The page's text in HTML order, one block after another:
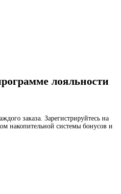
лояльности
заказа. Зарегистрируйтесь на
накопительной системы бонусов и